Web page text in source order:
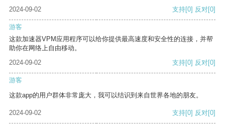
2024-09-02
支持[0] 反对[0]
游客
这款加速器VPM应用程序可以给你提供最高速度和安全性的连接，并帮
助你在网络上自由移动。
2024-09-02
支持[0] 反对[0]
游客
这款app的用户群体非常庞大，我可以结识到来自世界各地的朋友。
2024-09-02 支持[0] 反对[0]